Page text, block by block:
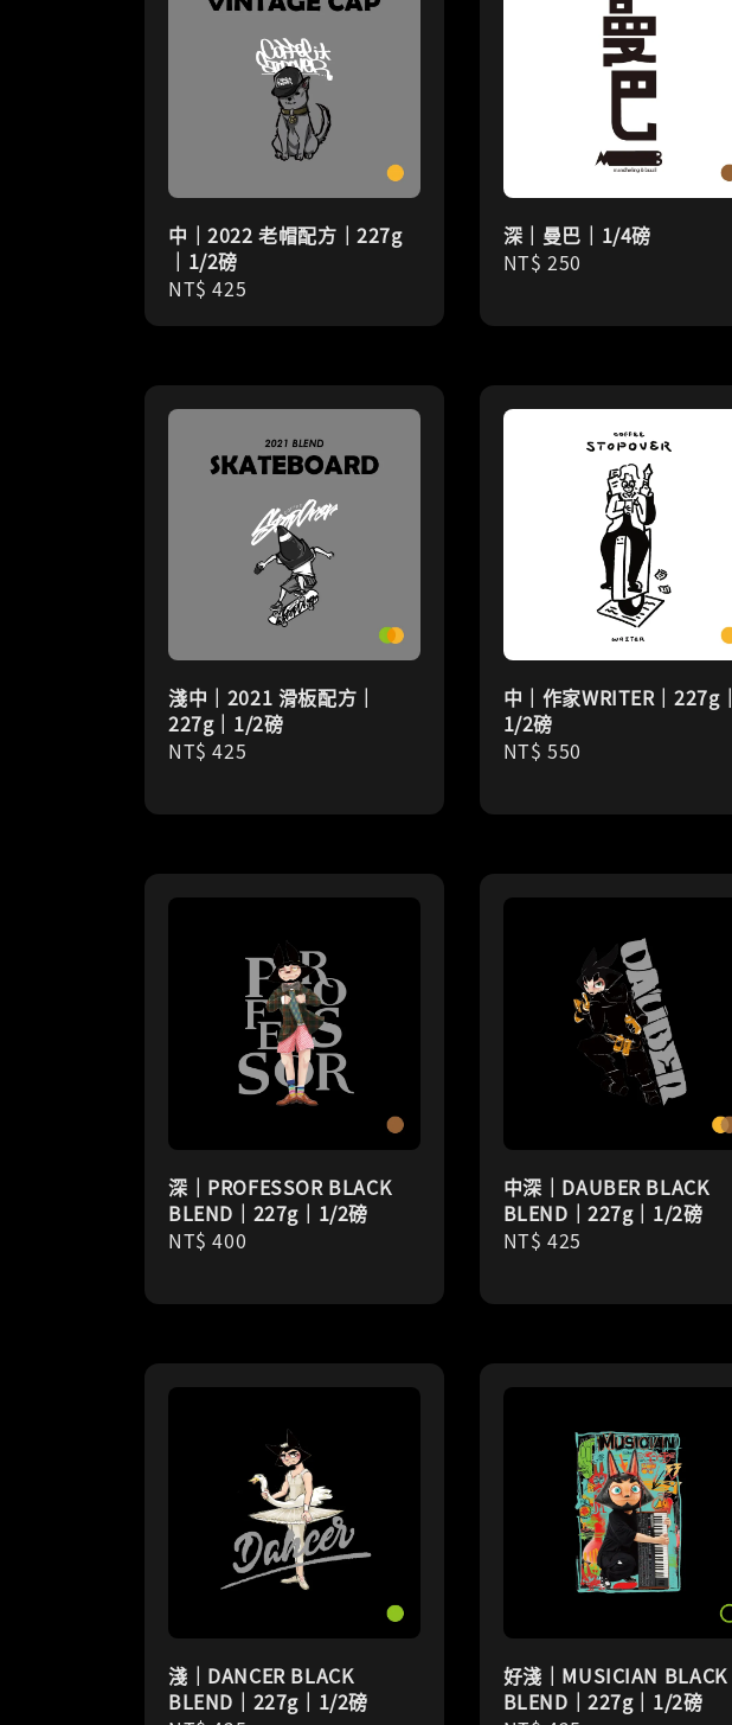
中｜2022 老帽配方｜227g
｜1/2磅
Regular
NT$ 425
深｜曼巴｜1/4磅
Regular
NT$ 250
淺中｜2021 滑板配方｜
227g｜1/2磅
Regular
NT$ 425
中｜作家WRITER｜227g｜
1/2磅
Regular
NT$ 550
深｜PROFESSOR BLACK
BLEND｜227g｜1/2磅
Regular
NT$ 400
中深｜DAUBER BLACK
BLEND｜227g｜1/2磅
Regular
NT$ 425
淺｜DANCER BLACK
BLEND｜227g｜1/2磅
好淺｜MUSICIAN BLACK
BLEND｜227g｜1/2磅